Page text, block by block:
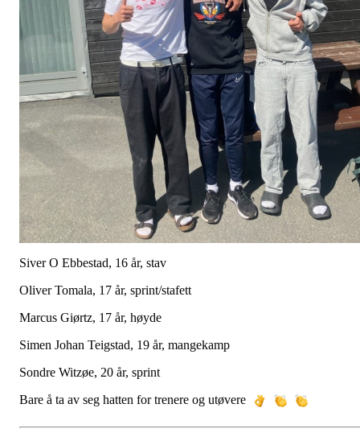
Siver O Ebbestad, 16 år, stav
Oliver Tomala, 17 år, sprint/stafett
Marcus Giørtz, 17 år, høyde
Simen Johan Teigstad, 19 år, mangekamp
Sondre Witzøe, 20 år, sprint
Bare å ta av seg hatten for trenere og utøvere